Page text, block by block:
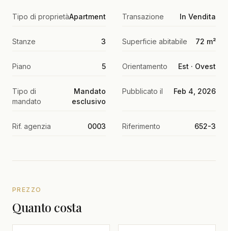
Tipo di proprietàApartment Transazione In Vendita
Stanze 3 Superficie abitabile 72 m²
Piano 5 Orientamento Est · Ovest
Tipo di
mandato
Mandato
esclusivo
Pubblicato il Feb 4, 2026
Rif. agenzia 0003 Riferimento 652-3
PREZZO
Quanto costa